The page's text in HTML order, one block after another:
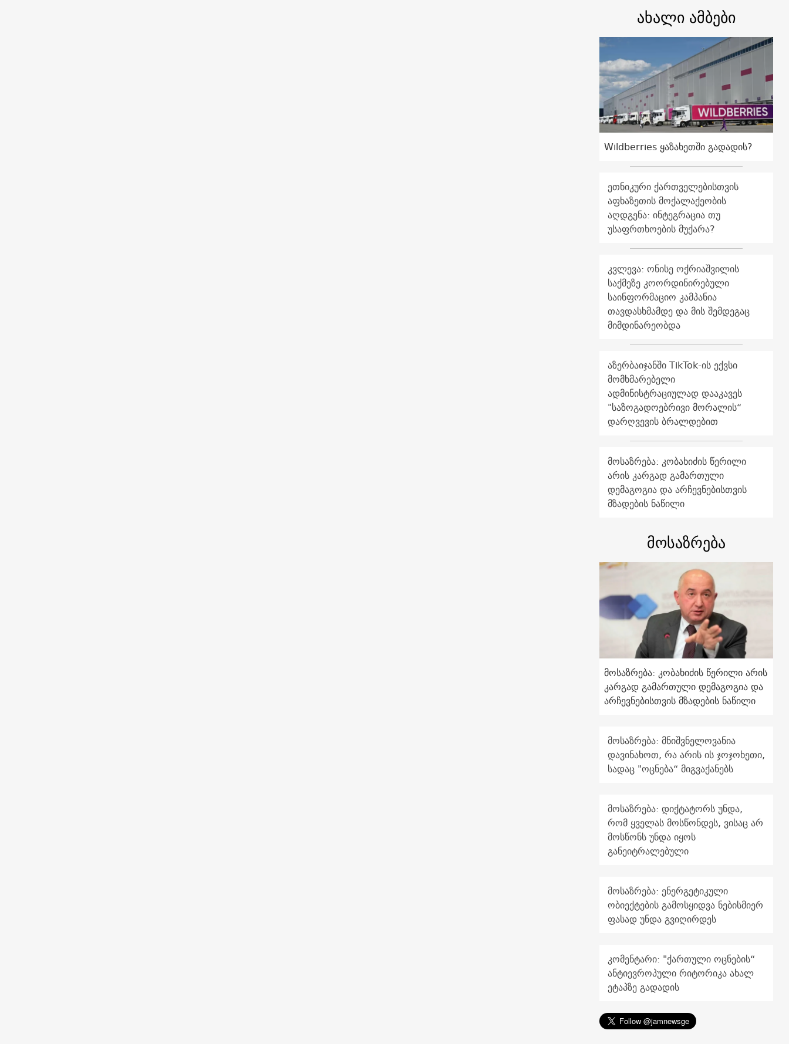
ახალი ამბები
Wildberries ყაზახეთში გადადის?
ეთნიკური ქართველებისთვის
აფხაზეთის მოქალაქეობის
აღდგენა: ინტეგრაცია თუ
უსაფრთხოების მუქარა?
კვლევა: ონისე ოქრიაშვილის
საქმეზე კოორდინირებული
საინფორმაციო კამპანია
თავდასხმამდე და მის შემდეგაც
მიმდინარეობდა
აზერბაიჯანში TikTok-ის ექვსი
მომხმარებელი
ადმინისტრაციულად დააკავეს
"საზოგადოებრივი მორალის“
დარღვევის ბრალდებით
მოსაზრება: კობახიძის წერილი
არის კარგად გამართული
დემაგოგია და არჩევნებისთვის
მზადების ნაწილი
მოსაზრება
მოსაზრება: კობახიძის წერილი არის
კარგად გამართული დემაგოგია და
არჩევნებისთვის მზადების ნაწილი
მოსაზრება: მნიშვნელოვანია
დავინახოთ, რა არის ის ჯოჯოხეთი,
სადაც "ოცნება“ მიგვაქანებს
მოსაზრება: დიქტატორს უნდა,
რომ ყველას მოსწონდეს, ვისაც არ
მოსწონს უნდა იყოს
განეიტრალებული
მოსაზრება: ენერგეტიკული
ობიექტების გამოსყიდვა ნებისმიერ
ფასად უნდა გვიღირდეს
კომენტარი: "ქართული ოცნების“
ანტიევროპული რიტორიკა ახალ
ეტაპზე გადადის